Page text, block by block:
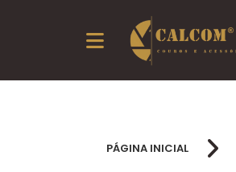
PÁGINA INICIAL